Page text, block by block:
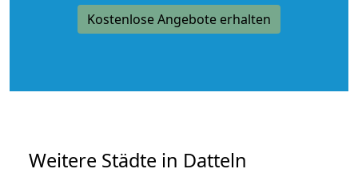
Kostenlose Angebote erhalten
Weitere Städte in Datteln